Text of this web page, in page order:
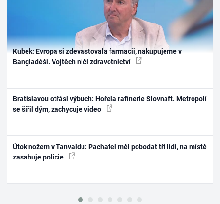
Kubek: Evropa si zdevastovala farmacii, nakupujeme v
Bangladéši. Vojtěch ničí zdravotnictví
Bratislavou otřásl výbuch: Hořela rafinerie Slovnaft. Metropolí
se šířil dým, zachycuje video
Útok nožem v Tanvaldu: Pachatel měl pobodat tři lidi, na místě
zasahuje policie